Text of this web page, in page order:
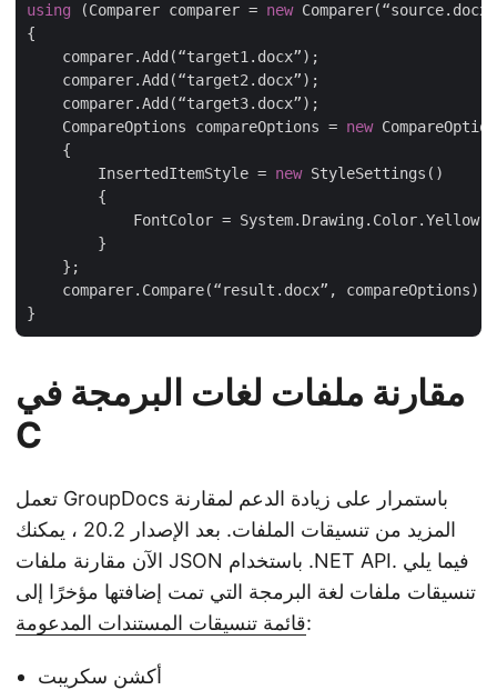
using (Comparer comparer = new
{
    comparer.Add(“target1.docx”);
    comparer.Add(“target2.docx”);
    comparer.Add(“target3.docx”);
    CompareOptions compareOptions =
new
    {
        InsertedItemStyle =
new StyleSettings()
        {
            FontColor = System.Drawing.Color.Yellow
        }
    };
    comparer.Compare(“result.docx”, compareOptions);
مقارنة ملفات لغات البرمجة في
C
تعمل GroupDocs باستمرار على زيادة الدعم لمقارنة
المزيد من تنسيقات الملفات. بعد الإصدار 20.2 ، يمكنك
الآن مقارنة ملفات JSON باستخدام .NET API. فيما يلي
تنسيقات ملفات لغة البرمجة التي تمت إضافتها مؤخرًا إلى
قائمة تنسيقات المستندات المدعومة:
أكشن سكريبت